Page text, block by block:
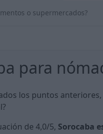
o supermercados?
para
los puntos
de 4,0/5, Sorocaba